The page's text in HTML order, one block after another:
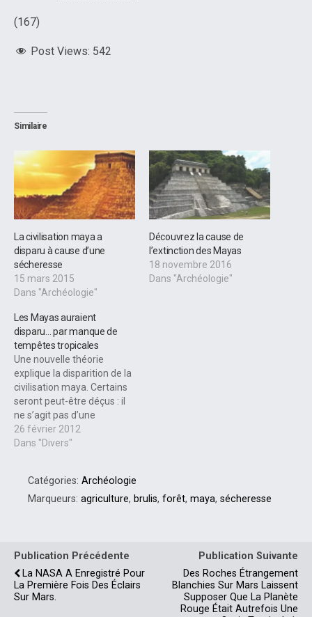
(167)
Post Views: 542
Similaire
La civilisation maya a
disparu à cause d’une
sécheresse
15 mars 2015
Dans "Archéologie"
Découvrez la cause de
l’extinction des Mayas
18 novembre 2016
Dans "Archéologie"
Les Mayas auraient
disparu… par manque de
tempêtes tropicales
Une nouvelle théorie
explique la disparition de la
civilisation maya. Certains
seront peut-être déçus : il
ne s’agit pas d’une
catastrophe majeure telle
qu’une guerre, un
Les Mayas auraient bien
manqué d’eau dans les
26 février 2012
Dans "Divers"
Catégories: Archéologie
Marqueurs: agriculture, brulis, forêt, maya, sécheresse
Publication Précédente
La NASA A Enregistré Pour
La Première Fois Des Éclairs
Sur Mars.
Publication Suivante
Des Roches Étrangement
Blanchies Sur Mars Laissent
Supposer Que La Planète
Rouge Était Autrefois Une